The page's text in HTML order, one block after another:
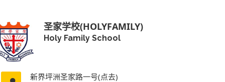
圣家学校(HOLYFAMILY)
Holy Family School
新界坪洲圣家路一号(点去)